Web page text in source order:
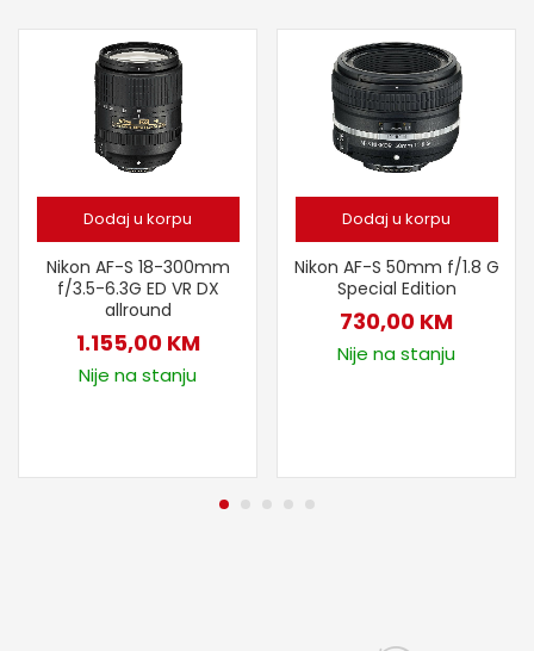
Dodaj u korpu
Nikon AF-S 18-300mm
f/3.5-6.3G ED VR DX
allround
1.155,00 KM
Nije na stanju
Dodaj u korpu
Nikon AF-S 50mm f/1.8 G
Special Edition
730,00 KM
Nije na stanju